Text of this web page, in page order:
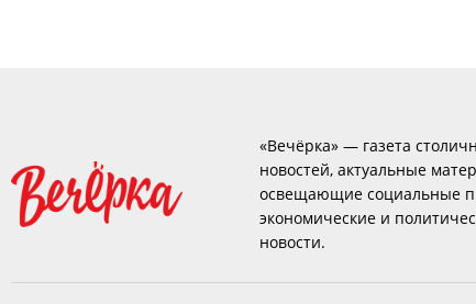
«Вечёрка» — газета
новостей, актуальные
освещающие социальные
экономические и
новости.